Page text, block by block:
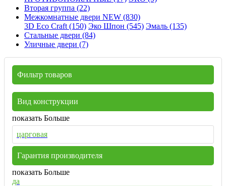
Вторая группа (22)
Межкомнатные двери NEW (830)
3D Eco Craft (150) Эко Шпон (545) Эмаль (135)
Стальные двери (84)
Уличные двери (7)
Фильтр товаров
Вид конструкции
показать Больше
царговая
Гарантия производителя
показать Больше
да